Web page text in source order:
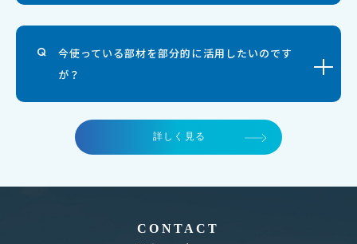
今使っている部材を部分的に活用したいのです
が？
詳しく見る
CONTACT